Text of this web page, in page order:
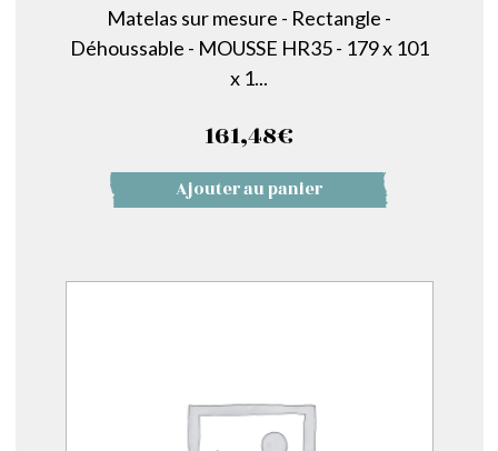
Matelas sur mesure - Rectangle -
Déhoussable - MOUSSE HR35 - 179 x 101
x 1...
161,48€
Ajouter au panier